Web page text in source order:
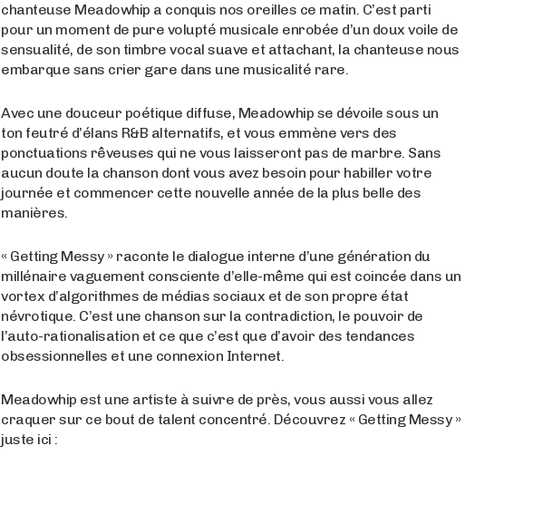
chanteuse Meadowhip a conquis nos oreilles ce matin. C’est parti
pour un moment de pure volupté musicale enrobée d’un doux voile de
sensualité, de son timbre vocal suave et attachant, la chanteuse nous
embarque sans crier gare dans une musicalité rare.
Avec une douceur poétique diffuse, Meadowhip se dévoile sous un
ton feutré d’élans R&B alternatifs, et vous emmène vers des
ponctuations rêveuses qui ne vous laisseront pas de marbre. Sans
aucun doute la chanson dont vous avez besoin pour habiller votre
journée et commencer cette nouvelle année de la plus belle des
manières.
« Getting Messy » raconte le dialogue interne d’une génération du
millénaire vaguement consciente d’elle-même qui est coincée dans un
vortex d’algorithmes de médias sociaux et de son propre état
névrotique. C’est une chanson sur la contradiction, le pouvoir de
l’auto-rationalisation et ce que c’est que d’avoir des tendances
obsessionnelles et une connexion Internet.
Meadowhip est une artiste à suivre de près, vous aussi vous allez
craquer sur ce bout de talent concentré. Découvrez « Getting Messy »
juste ici :